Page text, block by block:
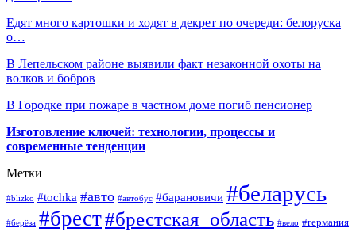
Едят много картошки и ходят в декрет по очереди: белоруска
о…
В Лепельском районе выявили факт незаконной охоты на
волков и бобров
В Городке при пожаре в частном доме погиб пенсионер
Изготовление ключей: технологии, процессы и
современные тенденции
Метки
#blizko #tochka #авто #автобус #барановичи #беларусь
#берёза #брест#брестская_область #вело #германия